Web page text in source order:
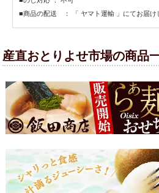
■商品の配送 ： 「 ヤマト運輸 」にてお届け
産直おとりよせ市場の商品